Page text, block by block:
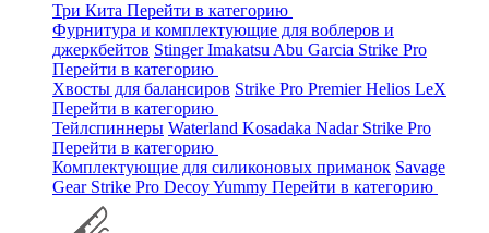
Три Кита Перейти в категорию
Фурнитура и комплектующие для воблеров и
джеркбейтов StingerImakatsu Abu Garcia Strike Pro
Перейти в категорию
Хвосты для балансиров Strike Pro PremierHelios LeX
Перейти в категорию
Тейлспиннеры Waterland Kosadaka Nadar Strike Pro
Перейти в категорию
Комплектующие для силиконовых приманок Savage
Gear Strike Pro DecoyYummy Перейти в категорию